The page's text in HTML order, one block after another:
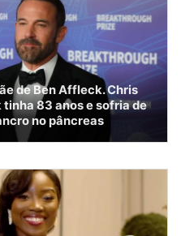
de Ben Affleck. Chris
83 anos e sofria de
no pâncreas